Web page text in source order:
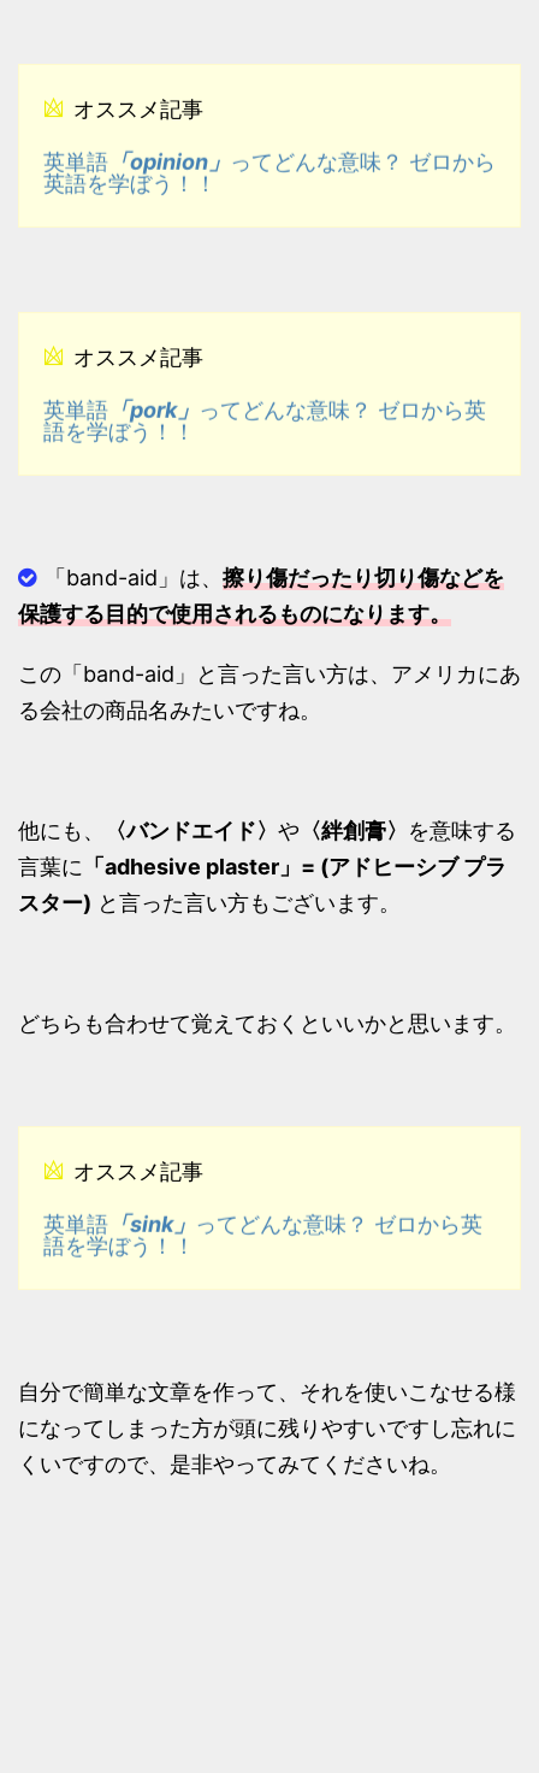
オススメ記事
英単語 「opinion」
ってどんな意味？ ゼロから
英語を学ぼう！！
オススメ記事
英単語 「pork」
ってどんな意味？ ゼロから英
語を学ぼう！！
「band-aid」は、 擦り傷だったり切り傷などを
保護する目的で使用されるものになります。
この「band-aid」と言った言い方は、アメリカにあ
る会社の商品名みたいですね。
他にも、 〈バンドエイド〉 や 〈絆創膏〉 を意味する
言葉に 「adhesive plaster」= (アドヒーシブ プラ
スター) と言った言い方もございます。
どちらも合わせて覚えておくといいかと思います。
オススメ記事
英単語 「sink」
ってどんな意味？ ゼロから英
語を学ぼう！！
自分で簡単な文章を作って、それを使いこなせる様
になってしまった方が頭に残りやすいですし忘れに
くいですので、是非やってみてくださいね。